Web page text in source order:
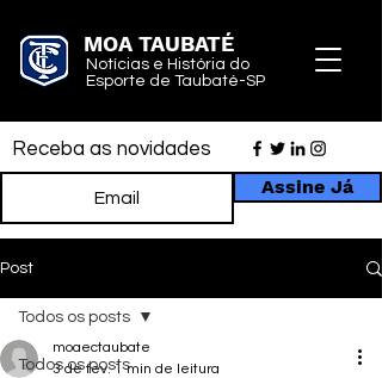
MOA TAUBATÉ
Notícias e História do
Esporte de Taubaté-SP
Receba as novidades
Assine Já
Post
Todos os posts
Todos os posts
moaectaubate
3 de fev. 1 min de leitura